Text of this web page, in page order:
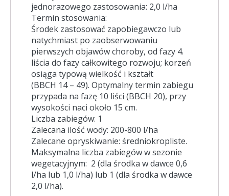
jednorazowego zastosowania: 2,0 l/ha
Termin stosowania:
Środek zastosować zapobiegawczo lub
natychmiast po zaobserwowaniu
pierwszych objawów choroby, od fazy 4.
liścia do fazy całkowitego rozwoju; korzeń
osiąga typową wielkość i kształt
(BBCH 14 – 49). Optymalny termin zabiegu
przypada na fazę 10 liści (BBCH 20), przy
wysokości naci około 15 cm.
Liczba zabiegów: 1
Zalecana ilość wody: 200-800 l/ha
Zalecane opryskiwanie: średniokropliste.
Maksymalna liczba zabiegów w sezonie
wegetacyjnym: 2 (dla środka w dawce 0,6
l/ha lub 1,0 l/ha) lub 1 (dla środka w dawce
2,0 l/ha).